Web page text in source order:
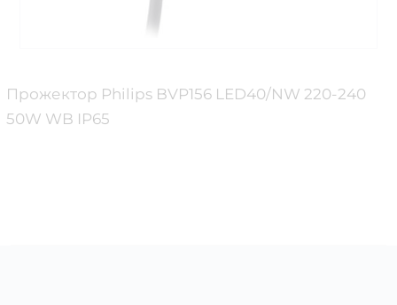
Прожектор Philips BVP156 LED40/NW 220-240
50W WB IP65